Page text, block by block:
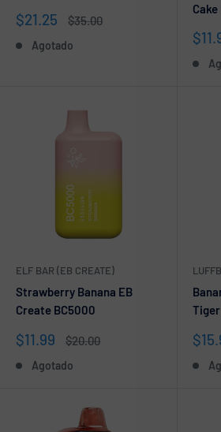
Precio
venta
$21.25
Precio
$35.00
Agotado
ELF BAR (EB CREATE)
Strawberry Banana EB
Create BC5000
Precio
venta
$11.99
Precio
$20.00
Agotado